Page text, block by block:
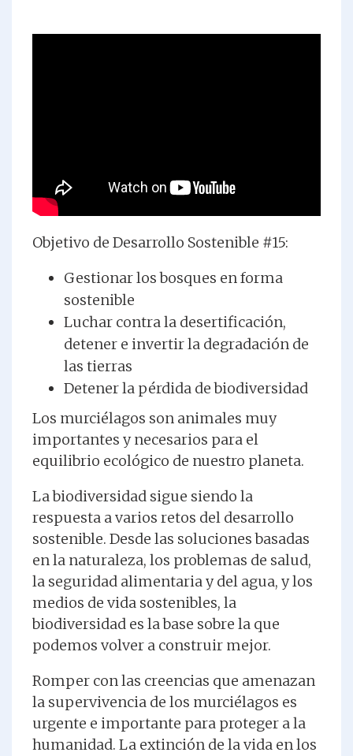
Objetivo de Desarrollo Sostenible #15:
Gestionar los bosques en forma
sostenible
Luchar contra la desertificación,
detener e invertir la degradación de
las tierras
Detener la pérdida de biodiversidad
Los murciélagos son animales muy
importantes y necesarios para el
equilibrio ecológico de nuestro planeta.
La biodiversidad sigue siendo la
respuesta a varios retos del desarrollo
sostenible. Desde las soluciones basadas
en la naturaleza, los problemas de salud,
la seguridad alimentaria y del agua, y los
medios de vida sostenibles, la
biodiversidad es la base sobre la que
podemos volver a construir mejor.
Romper con las creencias que amenazan
la supervivencia de los murciélagos es
urgente e importante para proteger a la
humanidad. La extinción de la vida en los